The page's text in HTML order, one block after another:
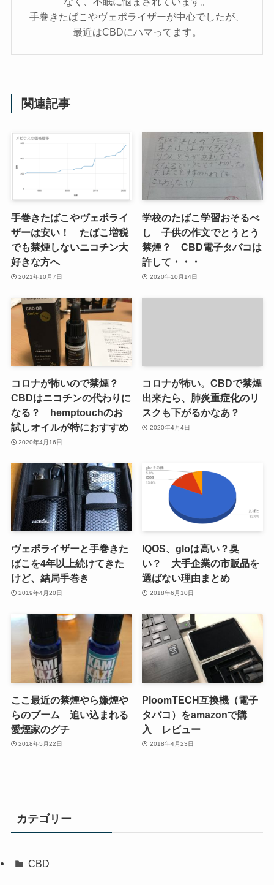
手巻きたばこやヴェポライザーが中心でしたが、
最近はCBDにハマってます。
関連記事
手巻きたばこやヴェポライ
ザーは安い！ たばこ増税
でも禁煙しないニコチン大
好きな方へ
2021年10月7日
学校のたばこ学習おそるべ
し 子供の作文でとうとう
禁煙？ CBD電子タバコは
許して・・・
2020年10月14日
コロナが怖いので禁煙？
CBDはニコチンの代わりに
なる？ hemptouchのお
試しオイルが特におすすめ
2020年4月16日
コロナが怖い。CBDで禁煙
出来たら、肺炎重症化のリ
スクも下がるかなあ？
2020年4月4日
ヴェポライザーと手巻きた
ばこを4年以上続けてきた
けど、結局手巻き
2019年4月20日
IQOS、gloは高い？臭
い？ 大手企業の市販品を
選ばない理由まとめ
2018年6月10日
ここ最近の禁煙やら嫌煙や
らのブーム 追い込まれる
愛煙家のグチ
2018年5月22日
PloomTECH互換機（電子
タバコ）をamazonで購
入 レビュー
2018年4月23日
カテゴリー
CBD